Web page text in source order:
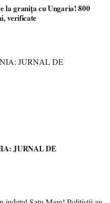
la granița cu Ungaria! 800
verificate
JURNAL DE